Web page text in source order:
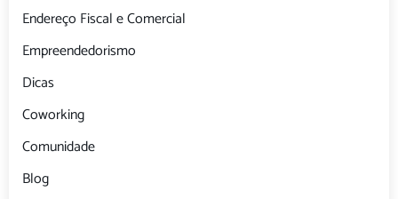
Endereço Fiscal e Comercial
Empreendedorismo
Dicas
Coworking
Comunidade
Blog